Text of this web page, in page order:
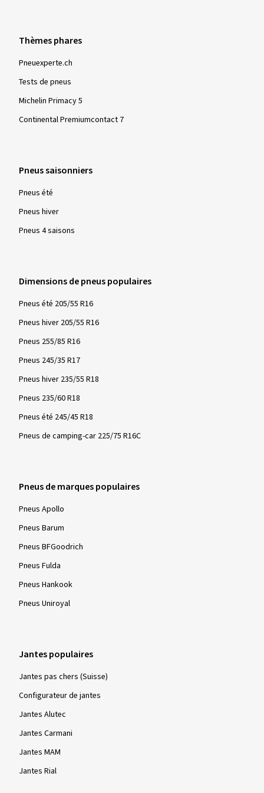
Thèmes phares
Pneuexperte.ch
Tests de pneus
Michelin Primacy 5
Continental Premiumcontact 7
Pneus saisonniers
Pneus été
Pneus hiver
Pneus 4 saisons
Dimensions de pneus populaires
Pneus été 205/55 R16
Pneus hiver 205/55 R16
Pneus 255/85 R16
Pneus 245/35 R17
Pneus hiver 235/55 R18
Pneus 235/60 R18
Pneus été 245/45 R18
Pneus de camping-car 225/75 R16C
Pneus de marques populaires
Pneus Apollo
Pneus Barum
Pneus BFGoodrich
Pneus Fulda
Pneus Hankook
Pneus Uniroyal
Jantes populaires
Jantes pas chers (Suisse)
Configurateur de jantes
Jantes Alutec
Jantes Carmani
Jantes MAM
Jantes Rial